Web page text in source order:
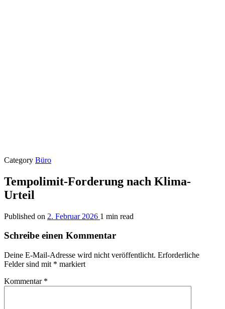
Category Büro
Tempolimit-Forderung nach Klima-
Urteil
Published on 2. Februar 2026 1 min read
Schreibe einen Kommentar
Deine E-Mail-Adresse wird nicht veröffentlicht. Erforderliche
Felder sind mit * markiert
Kommentar *